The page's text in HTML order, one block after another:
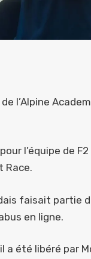
l’Alpine
l’équipe de
Race.
faisait partie
en ligne.
a été libéré par